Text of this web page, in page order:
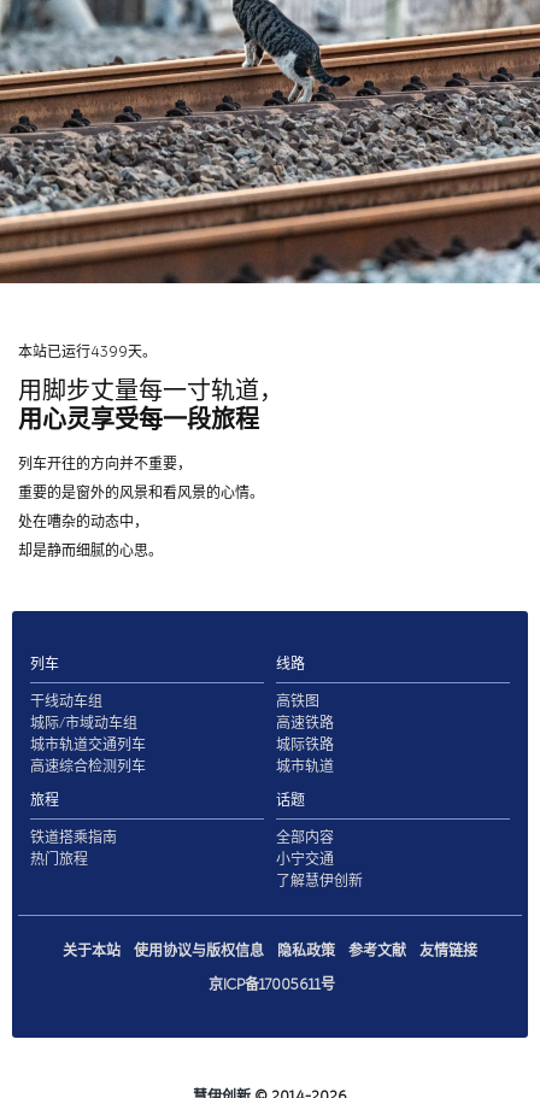
本站已运行4399天。
用脚步丈量每一寸轨道，
用心灵享受每一段旅程
列车开往的方向并不重要，
重要的是窗外的风景和看风景的心情。
处在嘈杂的动态中，
却是静而细腻的心思。
列车
干线动车组
城际/市域动车组
城市轨道交通列车
高速综合检测列车
线路
高铁图
高速铁路
城际铁路
城市轨道
旅程
铁道搭乘指南
热门旅程
话题
全部内容
小宁交通
了解慧伊创新
关于本站 使用协议与版权信息 隐私政策 参考文献
友情链接
京ICP备17005611号